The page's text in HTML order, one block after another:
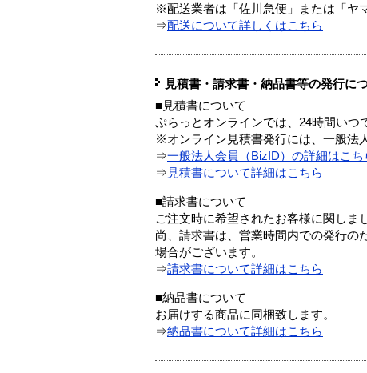
※配送業者は「佐川急便」または「ヤ
⇒配送について詳しくはこちら
見積書・請求書・納品書等の発行に
■見積書について
ぷらっとオンラインでは、24時間いつ
※オンライン見積書発行には、一般法
⇒一般法人会員（BizID）の詳細はこち
⇒ 見積書について詳細はこちら
■請求書について
ご注文時に希望されたお客様に関しま
尚、請求書は、営業時間内での発行の
場合がございます。
⇒請求書について詳細はこちら
■納品書について
お届けする商品に同梱致します。
⇒納品書について詳細はこちら